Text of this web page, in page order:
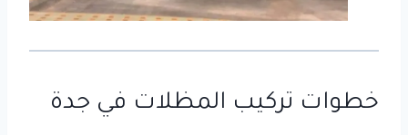
خطوات تركيب المظلات في جدة